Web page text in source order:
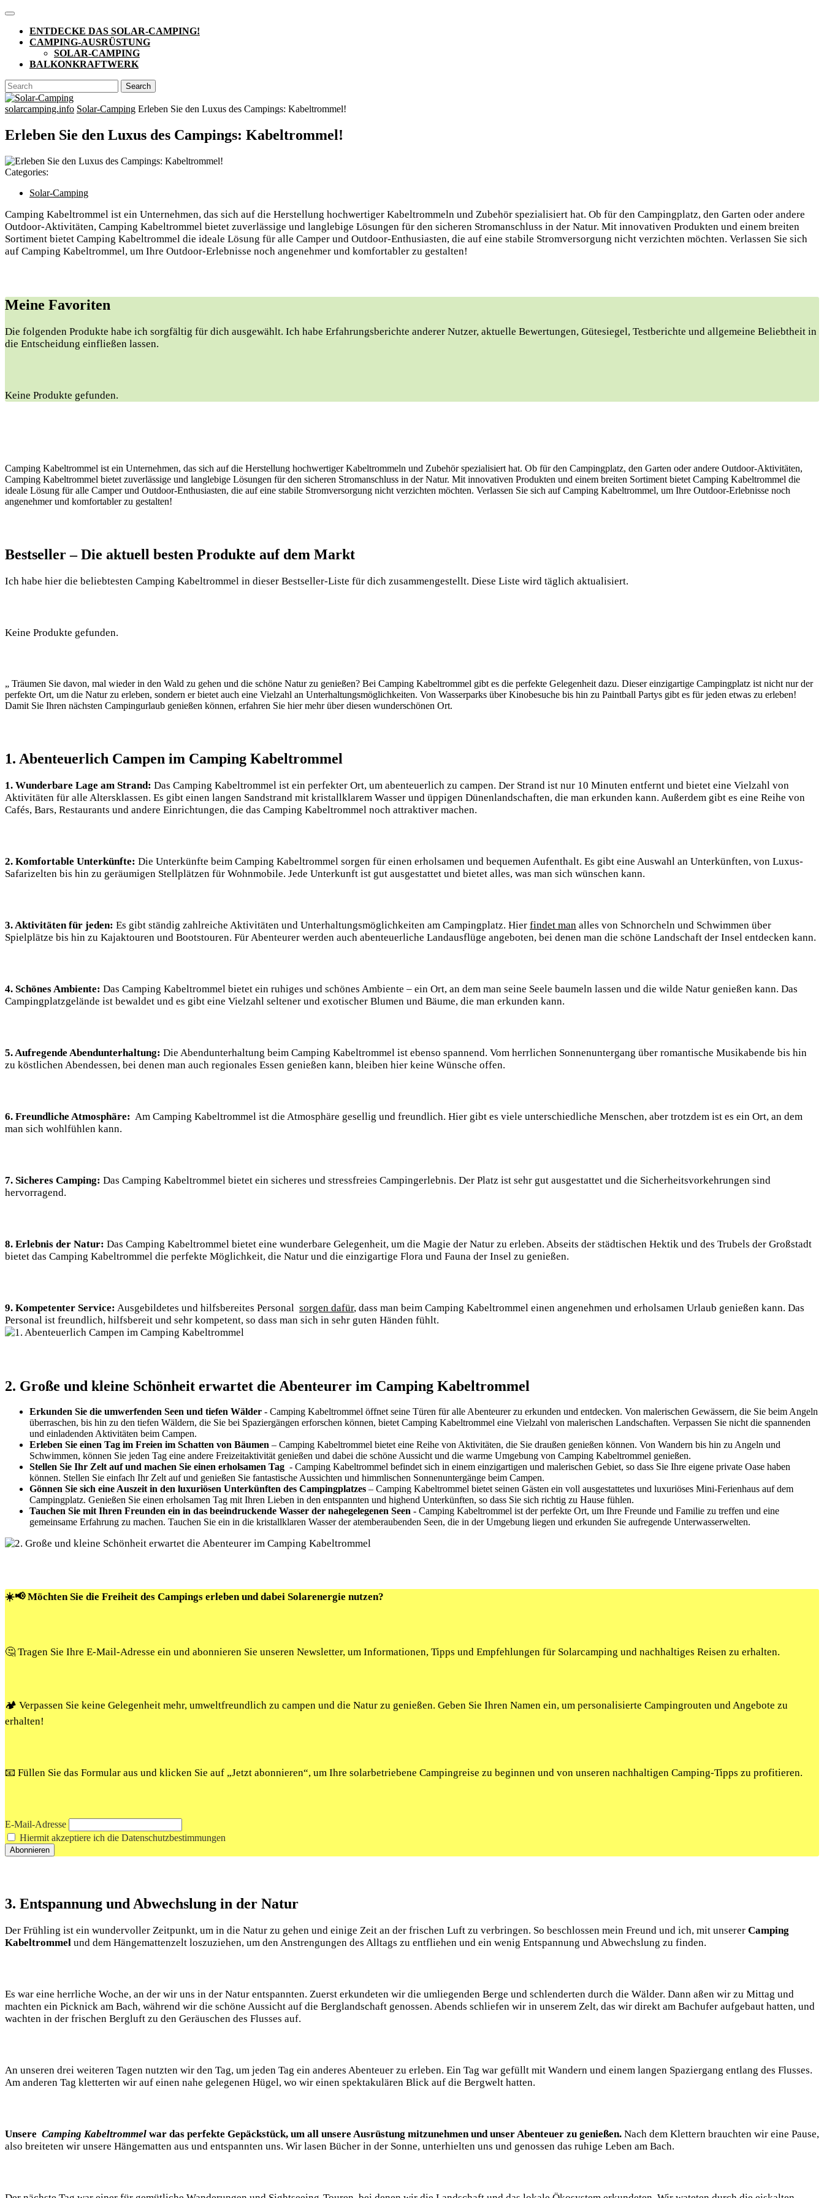
Skip
content
Open
ButtonENTDECKE DAS SOLAR-CAMPING!
CAMPING-AUSRÜSTUNG
SOLAR-CAMPING
BALKONKRAFTWERK
CLOSE
BUTTON
Search
for:
solarcamping.info Solar-Camping Erleben Sie den Luxus des Campings: Kabeltrommel!
Erleben Sie den Luxus des Campings: Kabeltrommel!
Categories:
Solar-Camping
Camping Kabeltrommel ist ein Unternehmen, das sich auf die Herstellung hochwertiger Kabeltrommeln und Zubehör spezialisiert hat. Ob für den Campingplatz, den Garten oder andere
Outdoor-Aktivitäten, Camping Kabeltrommel bietet zuverlässige und langlebige Lösungen für den sicheren Stromanschluss in der Natur. Mit innovativen Produkten und einem breiten
Sortiment bietet Camping Kabeltrommel die ideale Lösung für alle Camper und Outdoor-Enthusiasten, die auf eine stabile Stromversorgung nicht verzichten möchten. Verlassen Sie sich
auf Camping Kabeltrommel, um Ihre Outdoor-Erlebnisse noch angenehmer und komfortabler zu gestalten!
Meine Favoriten
Die folgenden Produkte habe ich ​sorgfältig für dich ausgewählt. Ich⁢ habe Erfahrungsberichte anderer ‍Nutzer, aktuelle Bewertungen, ⁢Gütesiegel, Testberichte und allgemeine Beliebtheit ⁢in
die Entscheidung einfließen⁤ lassen.
Keine Produkte gefunden.
Camping Kabeltrommel ist ein Unternehmen, das sich auf die Herstellung hochwertiger Kabeltrommeln und Zubehör spezialisiert hat. Ob für den Campingplatz, den Garten oder andere Outdoor-Aktivitäten,
Camping Kabeltrommel bietet zuverlässige und langlebige Lösungen für den sicheren Stromanschluss in der Natur. Mit innovativen Produkten und einem breiten Sortiment bietet Camping Kabeltrommel die
ideale Lösung für alle Camper und Outdoor-Enthusiasten, die auf eine stabile Stromversorgung nicht verzichten möchten. Verlassen Sie sich auf Camping Kabeltrommel, um Ihre Outdoor-Erlebnisse noch
angenehmer und komfortabler zu gestalten!
Bestseller – ⁣Die aktuell besten Produkte auf dem Markt
Ich habe⁢ hier die beliebtesten Camping Kabeltrommel in dieser Bestseller-Liste für ⁣dich ‍zusammengestellt. ⁤Diese Liste ‌wird täglich​ aktualisiert.
Keine Produkte gefunden.
„‍ Träumen ⁤Sie davon, mal⁣ wieder⁢ in den Wald‍ zu‍ gehen und die ‍schöne Natur⁤ zu genießen? Bei ‌Camping ⁢Kabeltrommel gibt es die perfekte⁣ Gelegenheit⁢ dazu. Dieser einzigartige Campingplatz ⁤ist nicht ‌nur der
perfekte⁣ Ort,⁤ um die Natur⁣ zu erleben, sondern⁤ er​ bietet auch ‌eine Vielzahl an Unterhaltungsmöglichkeiten. Von Wasserparks über Kinobesuche bis⁤ hin zu ⁣Paintball⁣ Partys gibt⁢ es ​für jeden ⁣etwas zu⁢ erleben!
Damit⁤ Sie Ihren nächsten Campingurlaub⁢ genießen können, ‍erfahren Sie hier mehr über diesen ⁤wunderschönen Ort.
1. Abenteuerlich ⁢Campen im Camping Kabeltrommel
1. Wunderbare Lage am Strand: Das ⁢Camping‌ Kabeltrommel ist​ ein perfekter‍ Ort,​ um‍ abenteuerlich ⁣zu⁣ campen.​ Der Strand ​ist nur 10 Minuten entfernt‍ und bietet⁢ eine ‍Vielzahl von
Aktivitäten für alle Altersklassen.​ Es ‌gibt einen‍ langen Sandstrand mit kristallklarem ⁢Wasser und üppigen Dünenlandschaften, die man erkunden kann. Außerdem gibt es eine⁢ Reihe von
Cafés,​ Bars,⁤ Restaurants‌ und andere Einrichtungen,⁤ die das Camping ​Kabeltrommel noch attraktiver machen.
2. Komfortable Unterkünfte: Die Unterkünfte beim ​Camping ‌Kabeltrommel sorgen für einen ⁤erholsamen ⁢und bequemen​ Aufenthalt. Es gibt ‍eine Auswahl an Unterkünften,⁢ von⁢ Luxus-
Safarizelten bis hin zu‌ geräumigen Stellplätzen ⁣für Wohnmobile.⁤ Jede Unterkunft ⁣ist⁤ gut ⁤ausgestattet und bietet ‌alles, was man sich wünschen kann.
3. Aktivitäten für jeden: Es ‌gibt ständig zahlreiche⁣ Aktivitäten und Unterhaltungsmöglichkeiten ⁢am⁤ Campingplatz. Hier⁤ findet man alles von Schnorcheln und⁤ Schwimmen über
Spielplätze bis ⁢hin⁤ zu Kajaktouren‌ und Bootstouren.⁤ Für Abenteurer werden auch abenteuerliche Landausflüge angeboten, bei denen man die schöne‌ Landschaft der‍ Insel⁤ entdecken kann.
4. Schönes⁣ Ambiente: Das Camping Kabeltrommel bietet ein ruhiges und schönes Ambiente – ein Ort, an dem man ‌seine Seele baumeln lassen und ​die wilde Natur​ genießen kann. ⁣Das ​
Campingplatzgelände ist bewaldet und es ‍gibt ⁤eine Vielzahl seltener​ und exotischer⁢ Blumen‍ und​ Bäume, die man erkunden kann.
5. Aufregende Abendunterhaltung: Die ⁣Abendunterhaltung beim Camping Kabeltrommel ⁣ist ‍ebenso⁤ spannend. Vom herrlichen Sonnenuntergang über romantische Musikabende bis‌ hin
zu köstlichen‌ Abendessen, bei denen ⁢man‍ auch regionales Essen​ genießen kann, bleiben hier ⁤keine Wünsche offen.
6. ‍Freundliche Atmosphäre: ⁢ Am⁢ Camping​ Kabeltrommel ist die Atmosphäre gesellig und freundlich. Hier ⁤gibt‌ es viele unterschiedliche Menschen, aber trotzdem ist⁢ es ein‍ Ort, an dem
man sich wohlfühlen kann.
7.⁣ Sicheres‌ Camping: Das Camping ⁣Kabeltrommel‌ bietet ein sicheres⁣ und⁢ stressfreies Campingerlebnis. Der Platz ist sehr gut⁣ ausgestattet und ‍die Sicherheitsvorkehrungen sind⁢
hervorragend.
8. Erlebnis der​ Natur: Das Camping‍ Kabeltrommel bietet ​eine wunderbare Gelegenheit, um die⁢ Magie der ​Natur zu ‍erleben.⁢ Abseits der städtischen‌ Hektik und des Trubels der Großstadt
bietet das⁤ Camping Kabeltrommel⁤ die perfekte Möglichkeit, die Natur und⁣ die einzigartige Flora ‍und Fauna der⁣ Insel zu genießen.
9. Kompetenter ‍Service: Ausgebildetes und hilfsbereites Personal ⁣ sorgen dafür, dass man beim Camping Kabeltrommel einen angenehmen ‌und ‍erholsamen Urlaub ⁢genießen⁣ kann. Das⁤
Personal ist‌ freundlich,‌ hilfsbereit und sehr kompetent, so dass‌ man sich ‌in sehr guten Händen fühlt.
2. Große und kleine Schönheit ⁢erwartet die Abenteurer ⁤im Camping⁣ Kabeltrommel
Erkunden Sie die⁣ umwerfenden Seen und tiefen Wälder -​ Camping⁣ Kabeltrommel öffnet seine‍ Türen für​ alle Abenteurer zu erkunden ‍und entdecken. Von​ malerischen Gewässern, die Sie‍ beim Angeln
überraschen,⁢ bis ​hin zu⁣ den tiefen Wäldern, die Sie bei Spaziergängen ⁣erforschen können, bietet Camping Kabeltrommel eine Vielzahl von malerischen Landschaften. Verpassen Sie⁣ nicht‍ die spannenden
und einladenden Aktivitäten⁢ beim Campen.
Erleben‍ Sie‍ einen Tag ‌im‍ Freien im Schatten ⁢von Bäumen – ‌Camping Kabeltrommel bietet eine ‍Reihe⁢ von Aktivitäten, die Sie⁣ draußen genießen können.⁣ Von⁤ Wandern bis hin ‌zu Angeln‍ und
Schwimmen, ​können ⁤Sie⁤ jeden Tag eine⁤ andere Freizeitaktivität ‍genießen und dabei die schöne Aussicht und die warme⁤ Umgebung ⁣von Camping Kabeltrommel genießen.
Stellen Sie Ihr ⁤Zelt auf⁤ und machen ‌Sie einen erholsamen Tag ‍ -​ Camping Kabeltrommel befindet⁤ sich⁢ in ⁢einem einzigartigen und malerischen Gebiet, ‍so ⁢dass Sie ​Ihre eigene private Oase haben​
können. Stellen⁣ Sie einfach​ Ihr ⁤Zelt auf und genießen Sie fantastische Aussichten ‌und himmlischen Sonnenuntergänge beim Campen.
Gönnen ​Sie sich eine‍ Auszeit in den‍ luxuriösen Unterkünften des Campingplatzes – Camping Kabeltrommel bietet⁢ seinen Gästen ein voll ausgestattetes und luxuriöses Mini-Ferienhaus auf⁣ dem
Campingplatz.⁢ Genießen ⁣Sie einen erholsamen Tag mit Ihren ‍Lieben in den entspannten⁢ und highend Unterkünften, so dass Sie sich richtig zu Hause fühlen.
Tauchen⁣ Sie mit Ihren Freunden ein in ⁢das ‍beeindruckende‌ Wasser der nahegelegenen Seen -⁤ Camping ⁢Kabeltrommel ist der perfekte Ort, ​um Ihre ⁣Freunde ‌und Familie zu treffen und eine
⁤gemeinsame ‍Erfahrung⁢ zu machen. Tauchen‍ Sie⁢ ein in ‍die kristallklaren Wasser ​der atemberaubenden ⁢Seen, die​ in der ‌Umgebung liegen und‌ erkunden ‌Sie aufregende Unterwasserwelten.
☀️📢 Möchten Sie die Freiheit des Campings erleben und dabei Solarenergie nutzen?
🤔 Tragen Sie Ihre E-Mail-Adresse ein und abonnieren Sie unseren Newsletter, um Informationen, Tipps und Empfehlungen für Solarcamping und nachhaltiges Reisen zu erhalten.
🏕️ Verpassen Sie keine Gelegenheit mehr, umweltfreundlich zu campen und die Natur zu genießen. Geben Sie Ihren Namen ein, um personalisierte Campingrouten und Angebote zu
erhalten!
📧 Füllen Sie das Formular aus und klicken Sie auf „Jetzt abonnieren“, um Ihre solarbetriebene Campingreise zu beginnen und von unseren nachhaltigen Camping-Tipps zu profitieren.
E-Mail-Adresse
Hiermit akzeptiere ich die Datenschutzbestimmungen
3. ⁤Entspannung und Abwechslung in ⁤der Natur
Der Frühling ist ein wundervoller Zeitpunkt, um⁤ in⁣ die Natur zu⁢ gehen und ⁤einige Zeit an der ‌frischen ​Luft zu ⁣verbringen. So beschlossen mein Freund und ​ich, ⁢mit⁣ unserer Camping
Kabeltrommel und⁤ dem Hängemattenzelt loszuziehen, ​um den Anstrengungen des Alltags‌ zu entfliehen und ein⁤ wenig Entspannung ⁤und Abwechslung zu finden.
Es war eine⁣ herrliche Woche, an der wir uns in⁤ der Natur entspannten. ⁤Zuerst erkundeten⁤ wir die‍ umliegenden Berge und schlenderten durch die Wälder. Dann aßen wir zu Mittag und
‍machten ein ‍Picknick am Bach, während wir ⁣die ‍schöne‍ Aussicht‌ auf die ​Berglandschaft genossen. Abends schliefen⁤ wir in unserem Zelt, das ​wir direkt am Bachufer‍ aufgebaut‌ hatten, und
wachten​ in​ der frischen Bergluft zu den Geräuschen des Flusses auf.
An unseren drei weiteren Tagen nutzten wir⁤ den Tag, um ⁤jeden Tag ein anderes Abenteuer zu ​erleben. Ein⁤ Tag war ⁣gefüllt mit ‍Wandern und einem langen Spaziergang entlang ⁣des Flusses.
‍Am‍ anderen ‍Tag​ kletterten wir auf ​einen nahe gelegenen Hügel, wo wir einen spektakulären Blick auf die⁣ Bergwelt​ hatten.
Unsere ​ Camping Kabeltrommel war​ das perfekte​ Gepäckstück, um‌ all unsere ⁣Ausrüstung mitzunehmen und ‍unser Abenteuer⁢ zu⁢ genießen.⁢ Nach ⁤dem ⁤Klettern brauchten wir eine Pause,
‌also breiteten‌ wir unsere Hängematten aus⁣ und entspannten ⁢uns. Wir ​lasen Bücher ⁤in der Sonne, unterhielten uns‍ und genossen das ruhige Leben⁣ am ⁣Bach.